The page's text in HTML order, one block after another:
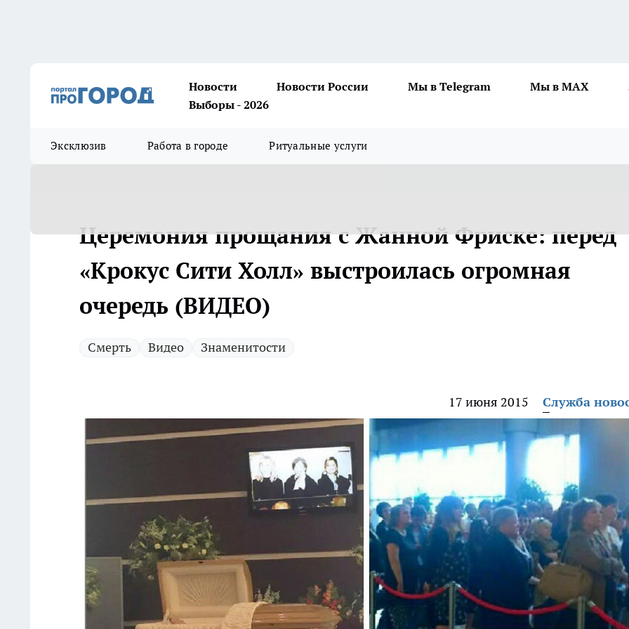
Новости Новости России Мы в Telegram Мы в MAX
Выборы - 2026
Эксклюзив Работа в городе Ритуальные услуги
Церемония прощания с Жанной Фриске: перед
«Крокус Сити Холл» выстроилась огромная
очередь (ВИДЕО)
Смерть Видео Знаменитости
17 июня 2015 Служба